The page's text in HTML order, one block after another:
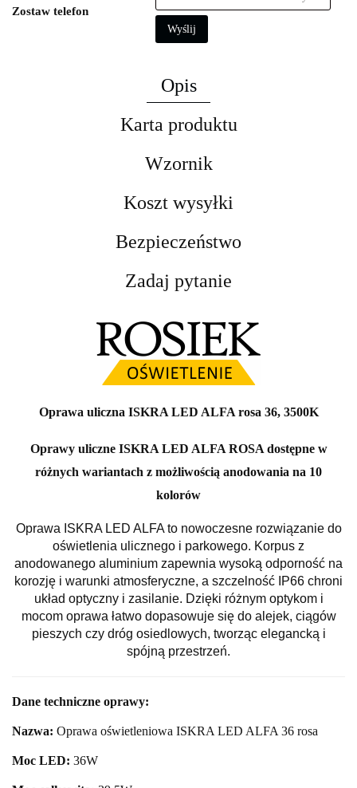
Zostaw telefon
Wyślij
Opis
Karta produktu
Wzornik
Koszt wysyłki
Bezpieczeństwo
Zadaj pytanie
Oprawa uliczna ISKRA LED ALFA rosa 36, 3500K
Oprawy uliczne ISKRA LED ALFA ROSA dostępne w
różnych wariantach z możliwością anodowania na 10
kolorów
Oprawa ISKRA LED ALFA to nowoczesne rozwiązanie do
oświetlenia ulicznego i parkowego. Korpus z
anodowanego aluminium zapewnia wysoką odporność na
korozję i warunki atmosferyczne, a szczelność IP66 chroni
układ optyczny i zasilanie. Dzięki różnym optykom i
mocom oprawa łatwo dopasowuje się do alejek, ciągów
pieszych czy dróg osiedlowych, tworząc elegancką i
spójną przestrzeń.
Dane techniczne oprawy:
Nazwa: Oprawa oświetleniowa ISKRA LED ALFA 36 rosa
Moc LED: 36W